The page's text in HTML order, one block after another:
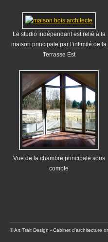
Le studio indépendant est relié à la
maison principale par l’intimité de la
Terrasse Est
Vue de la chambre principale sous
comble
© Art Trait Design - Cabinet d'architecture